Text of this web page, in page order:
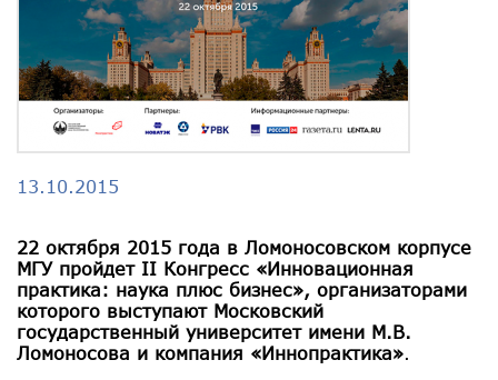
13.10.2015
22 октября 2015 года в Ломоносовском корпусе
МГУ пройдет II Конгресс «Инновационная
практика: наука плюс бизнес», организаторами
которого выступают Московский
государственный университет имени М.В.
Ломоносова и компания «Иннопрактика».